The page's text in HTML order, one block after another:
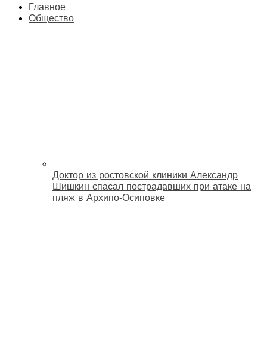
Главное
Общество
Доктор из ростовской клиники Александр
Шишкин спасал пострадавших при атаке на
пляж в Архипо‑Осиповке